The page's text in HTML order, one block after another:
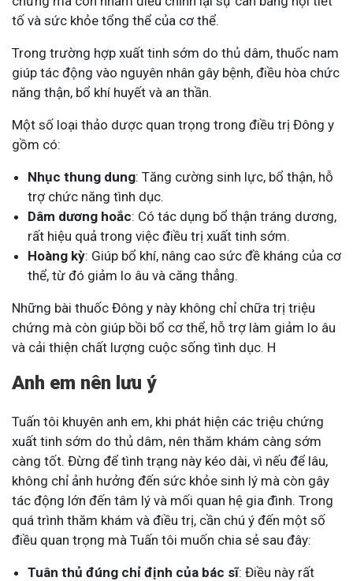
tố và sức khỏe tổng thể của cơ thể.
Trong trường hợp xuất tinh sớm do thủ dâm, thuốc nam
giúp tác động vào nguyên nhân gây bệnh, điều hòa chức
năng thận, bổ khí huyết và an thần.
Một số loại thảo dược quan trọng trong điều trị Đông y
gồm có:
Nhục thung dung: Tăng cường sinh lực, bổ thận, hỗ
trợ chức năng tình dục.
Dâm dương hoắc: Có tác dụng bổ thận tráng dương,
rất hiệu quả trong việc điều trị xuất tinh sớm.
Hoàng kỳ: Giúp bổ khí, nâng cao sức đề kháng của cơ
thể, từ đó giảm lo âu và căng thẳng.
Những bài thuốc Đông y này không chỉ chữa trị triệu
chứng mà còn giúp bồi bổ cơ thể, hỗ trợ làm giảm lo âu
và cải thiện chất lượng cuộc sống tình dục. H
Anh em nên lưu ý
Tuấn tôi khuyên anh em, khi phát hiện các triệu chứng
xuất tinh sớm do thủ dâm, nên thăm khám càng sớm
càng tốt. Đừng để tình trạng này kéo dài, vì nếu để lâu,
không chỉ ảnh hưởng đến sức khỏe sinh lý mà còn gây
tác động lớn đến tâm lý và mối quan hệ gia đình. Trong
quá trình thăm khám và điều trị, cần chú ý đến một số
điều quan trọng mà Tuấn tôi muốn chia sẻ sau đây:
Tuân thủ đúng chỉ định của bác sĩ: Điều này rất